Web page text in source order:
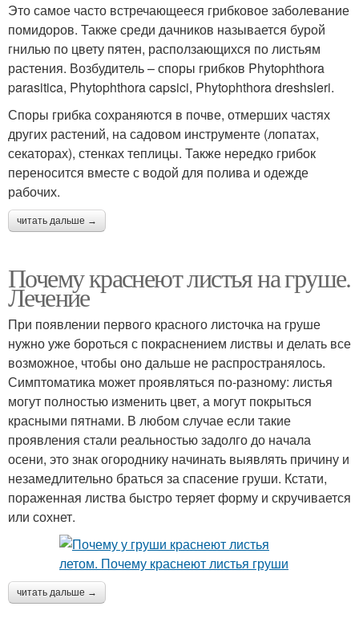
Это самое часто встречающееся грибковое заболевание
помидоров. Также среди дачников называется бурой
гнилью по цвету пятен, расползающихся по листьям
растения. Возбудитель – споры грибков Phytophthora
parasitica, Phytophthora capsici, Phytophthora dreshsleri.
Споры грибка сохраняются в почве, отмерших частях
других растений, на садовом инструменте (лопатах,
секаторах), стенках теплицы. Также нередко грибок
переносится вместе с водой для полива и одежде
рабочих.
читать дальше →
Почему краснеют листья на груше.
Лечение
При появлении первого красного листочка на груше
нужно уже бороться с покраснением листвы и делать все
возможное, чтобы оно дальше не распространялось.
Симптоматика может проявляться по-разному: листья
могут полностью изменить цвет, а могут покрыться
красными пятнами. В любом случае если такие
проявления стали реальностью задолго до начала
осени, это знак огороднику начинать выявлять причину и
незамедлительно браться за спасение груши. Кстати,
пораженная листва быстро теряет форму и скручивается
или сохнет.
читать дальше →